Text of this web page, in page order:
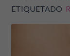
ETIQUETADO